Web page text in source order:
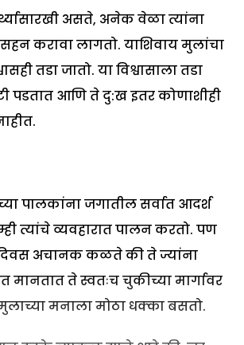
असते, अनेक वेळा त्यांना
करावा लागतो. याशिवाय मुलांचा
तडा जातो. या विश्वासाला तडा
पडतात आणि ते दु:ख इतर कोणाशीही
पालकांना जगातील सर्वात आदर्श
त्यांचे व्यवहारात पालन करतो. पण
दिवस अचानक कळते की ते ज्यांना
ते स्वतःच चुकीच्या मार्गावर
मनाला मोठा धक्का बसतो.